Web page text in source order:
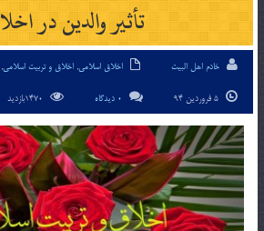
تأثير والدين در
خادم اهل البیت اخلاق اسلامی, اخلاق و تربیت اسلامی,
0 دیدگاه